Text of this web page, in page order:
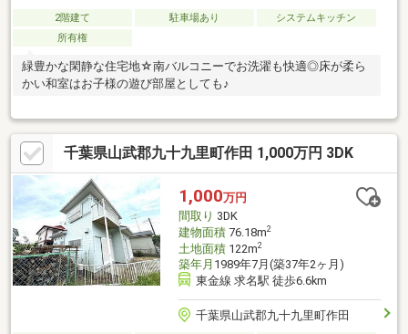
2階建て 駐車場あり
システムキッチン
所有権
緑豊かな閑静な住宅地☆南バルコニーでお洗濯も快適◎床が柔ら
かい和室はお子様の遊び部屋としても♪
千葉県山武郡九十九里町作田 1,000万円 3DK
1,000万円
間取り 3DK
建物面積76.18m2
土地面積122m2
築年月 1989年7月(築37年2ヶ月)
東金線 求名駅 徒歩6.6km
千葉県山武郡九十九里町作田